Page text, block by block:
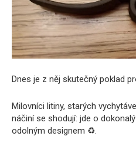
Dnes je z něj skutečný poklad
Milovníci litiny, starých
náčiní se shodují: jde o
odolným designem ♻️.